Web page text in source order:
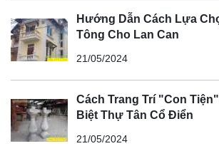
Hướng Dẫn Cách Lựa
Tông Cho Lan Can
21/05/2024
Cách Trang Trí "Con
Biệt Thự Tân Cổ Điển
21/05/2024